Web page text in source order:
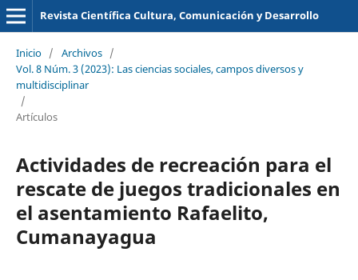
Revista Científica Cultura, Comunicación y Desarrollo
Inicio / Archivos /
Vol. 8 Núm. 3 (2023): Las ciencias sociales, campos diversos y
multidisciplinar
/
Artículos
Actividades de recreación para el
rescate de juegos tradicionales en
el asentamiento Rafaelito,
Cumanayagua